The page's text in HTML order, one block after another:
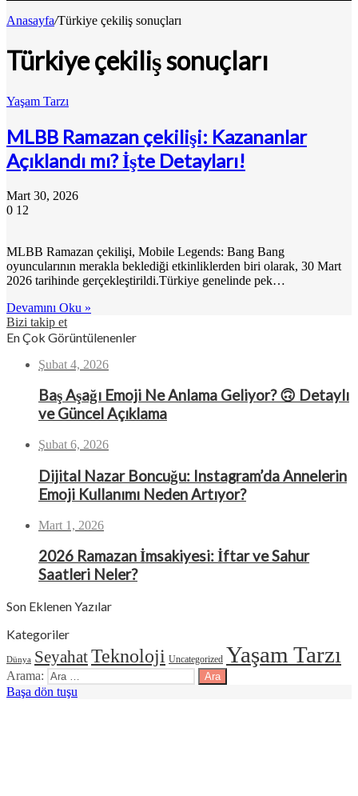
Anasayfa/Türkiye çekiliş sonuçları
Türkiye çekiliş sonuçları
Yaşam Tarzı
MLBB Ramazan çekilişi: Kazananlar
Açıklandı mı? İşte Detayları!
Mart 30, 2026
0 12
MLBB Ramazan çekilişi, Mobile Legends: Bang Bang
oyuncularının merakla beklediği etkinliklerden biri olarak, 30 Mart
2026 tarihinde gerçekleştirildi.Türkiye genelinde pek…
Devamını Oku »
Bizi takip et
En Çok Görüntülenenler
Şubat 4, 2026
Baş Aşağı Emoji Ne Anlama Geliyor? 🙃 Detaylı
ve Güncel Açıklama
Şubat 6, 2026
Dijital Nazar Boncuğu: Instagram’da Annelerin
Emoji Kullanımı Neden Artıyor?
Mart 1, 2026
2026 Ramazan İmsakiyesi: İftar ve Sahur
Saatleri Neler?
Son Eklenen Yazılar
Kategoriler
Dünya SeyahatTeknoloji Uncategorized Yaşam Tarzı
Arama:
Başa dön tuşu